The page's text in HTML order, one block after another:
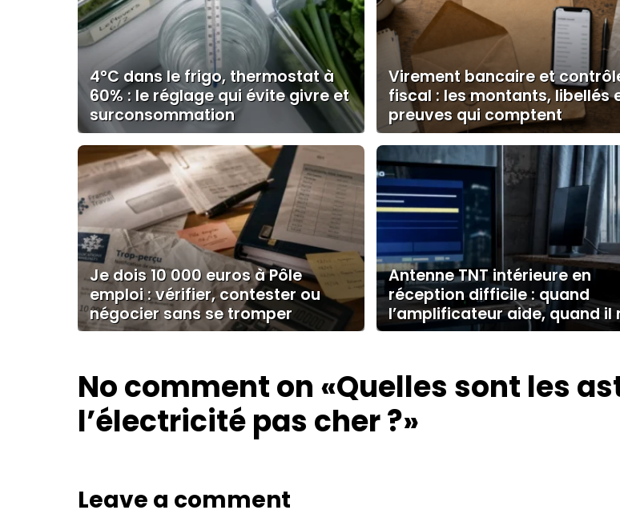
4°C dans le frigo, thermostat à
60% : le réglage qui évite givre et
surconsommation
Virement bancaire et
fiscal : les montants, libellés
preuves qui comptent
Je dois 10 000 euros à Pôle
emploi : vérifier, contester ou
négocier sans se tromper
Antenne TNT intérieure en
réception difficile : quand
l’amplificateur aide, quand il
sert à rien
No comment on «Quelles sont les
l’électricité pas cher ?»
Leave a comment